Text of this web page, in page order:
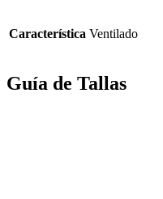
Característica Ventilado
Guía de Tallas